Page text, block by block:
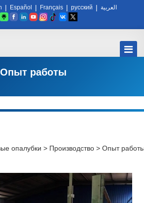
| Español | Français | русский | العربية
Опыт работы
опалубки > Производство > Опыт